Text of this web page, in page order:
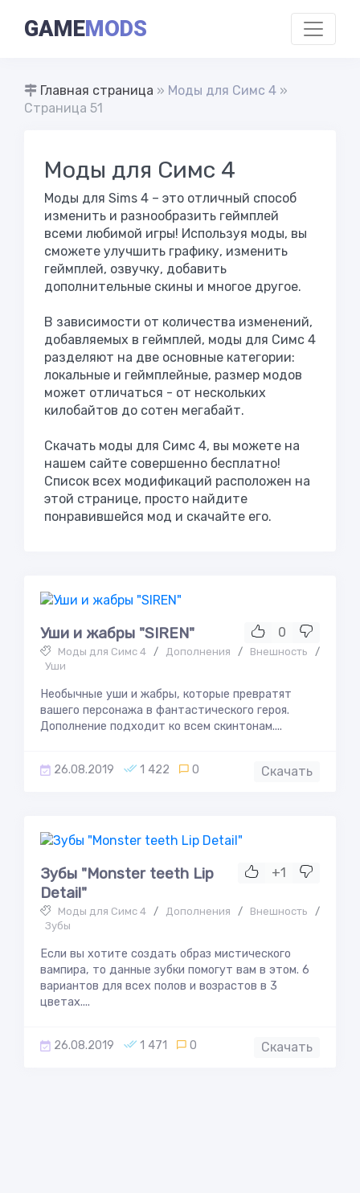
GAMEMODS
Главная страница » Моды для Симс 4 »
Страница 51
Моды для Симс 4
Моды для Sims 4 – это отличный способ
изменить и разнообразить геймплей
всеми любимой игры! Используя моды, вы
сможете улучшить графику, изменить
геймплей, озвучку, добавить
дополнительные скины и многое другое.
В зависимости от количества изменений,
добавляемых в геймплей, моды для Симс 4
разделяют на две основные категории:
локальные и геймплейные, размер модов
может отличаться - от нескольких
килобайтов до сотен мегабайт.
Скачать моды для Симс 4, вы можете на
нашем сайте совершенно бесплатно!
Список всех модификаций расположен на
этой странице, просто найдите
понравившейся мод и скачайте его.
0
Уши и жабры "SIREN"
Моды для Симс 4 / Дополнения / Внешность
/
Уши
Необычные уши и жабры, которые превратят
вашего персонажа в фантастического героя.
Дополнение подходит ко всем скинтонам....
26.08.2019 1 422 0 Скачать
+1
Зубы "Monster teeth Lip
Detail"
Моды для Симс 4 / Дополнения / Внешность
/
Зубы
Если вы хотите создать образ мистического
вампира, то данные зубки помогут вам в этом. 6
вариантов для всех полов и возрастов в 3
цветах....
26.08.2019 1 471 0 Скачать